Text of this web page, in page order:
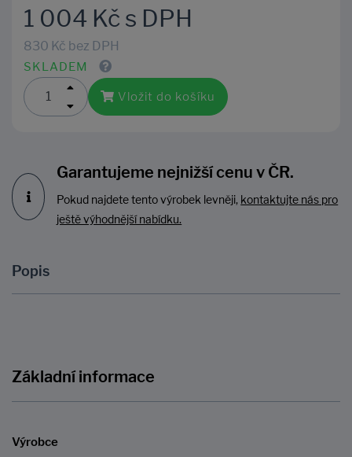
1 004 Kč s DPH
830 Kč bez DPH
SKLADEM
Vložit do košíku
Garantujeme nejnižší cenu v ČR.
Pokud najdete tento výrobek levněji, kontaktujte nás pro
ještě výhodnější nabídku.
Popis
Základní informace
Výrobce